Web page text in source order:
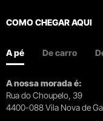
COMO CHEGAR AQUI
A pé De carro
A nossa morada é:
Rua do Choupelo, 39
4400-088 Vila Nova de